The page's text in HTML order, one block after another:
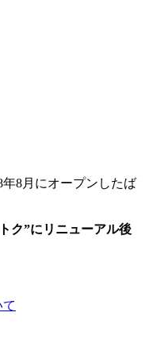
年8月にオープンしたば
ク”にリニューアル後